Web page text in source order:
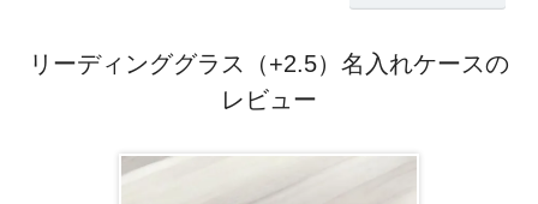
リーディンググラス（+2.5）名入れケースの
レビュー